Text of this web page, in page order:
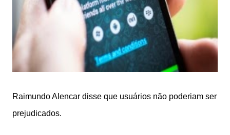
Raimundo Alencar disse que usuários não poderiam ser
prejudicados.